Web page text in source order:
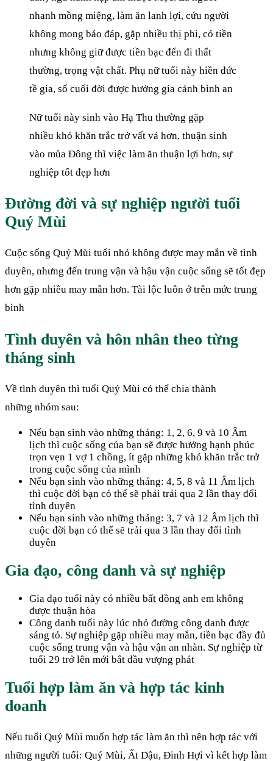
nhanh mồng miệng, làm ăn lanh lợi, cứu người
không mong báo đáp, gặp nhiều thị phi, có tiền
nhưng không giữ được tiền bạc đến đi thất
thường, trọng vật chất. Phụ nữ tuổi này hiền đức
tề gia, số cuối đời được hưởng gia cảnh bình an
Nữ tuổi này sinh vào Hạ Thu thường gặp
nhiều khó khăn trắc trở vất vả hơn, thuận sinh
vào mủa Đông thì việc làm ăn thuận lợi hơn, sự
nghiệp tốt đẹp hơn
Đường đời và sự nghiệp người tuổi
Quý Mùi
Cuộc sống Quý Mùi tuổi nhỏ không được may mắn về tình
duyên, nhưng đến trung vận và hậu vận cuộc sống sẽ tốt đẹp
hơn gặp nhiều may mắn hơn. Tài lộc luôn ở trên mức trung
bình
Tình duyên và hôn nhân theo từng
tháng sinh
Về tình duyên thì tuổi Quý Mùi có thể chia thành
những nhóm sau:
Nếu bạn sinh vào những tháng: 1, 2, 6, 9 và 10 Âm
lịch thì cuộc sống của bạn sẽ được hưởng hạnh phúc
trọn vẹn 1 vợ 1 chồng, ít gặp những khó khăn trắc trở
trong cuộc sống của mình
Nếu bạn sinh vào những tháng: 4, 5, 8 và 11 Âm lịch
thì cuộc đời bạn có thể sẽ phải trải qua 2 lần thay đổi
tình duyên
Nếu bạn sinh vào những tháng: 3, 7 và 12 Âm lịch thì
cuộc đời bạn có thể sẽ trải qua 3 lần thay đổi tình
duyên
Gia đạo, công danh và sự nghiệp
Gia đạo tuổi này có nhiều bất đồng anh em không
được thuận hòa
Công danh tuổi này lúc nhỏ đường công danh được
sáng tỏ. Sự nghiệp gặp nhiều may mắn, tiền bạc đầy đủ
cuộc sống trung vận và hậu vận an nhàn. Sự nghiệp từ
tuổi 29 trở lên mới bắt đầu vượng phát
Tuổi hợp làm ăn và hợp tác kinh
doanh
Nếu tuổi Quý Mùi muốn hợp tác làm ăn thì nên hợp tác với
những người tuổi: Quý Mùi, Ất Dậu, Đinh Hợi vì kết hợp làm